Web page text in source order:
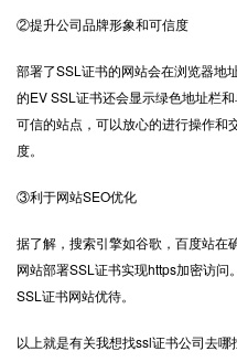
②提升公司品牌形象和可信度
部署了SSL证书的网站会在浏览器地
的EV SSL证书还会显示绿色地址栏
可信的站点，可以放心的进行操作和
度。
③利于网站SEO优化
据了解，搜索引擎如谷歌，百度站在
网站部署SSL证书实现https加密访问
SSL证书网站优待。
以上就是有关我想找ssl证书公司去哪